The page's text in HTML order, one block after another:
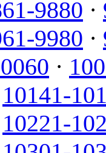
9880 ·
9980 ·
·
10141-
10221-